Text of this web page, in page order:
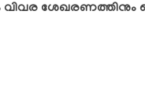
വിവര